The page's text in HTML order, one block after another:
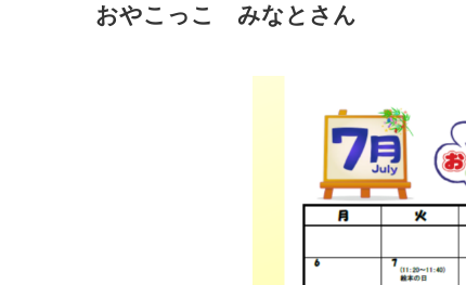
おやこっこ みなとさん